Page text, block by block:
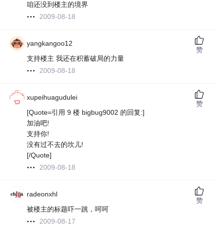
咱还没到楼主的境界
2009-08-18
yangkangoo12
支持楼主 我还在积蓄破局的力量
2009-08-18
赞
xupeihuagudulei
[Quote=引用 9 楼 bigbug9002 的回复:]
加油吧!
支持你!
没有过不去的坎儿!
[/Quote]
2009-08-18
赞
radeonxhl
被楼主的标题吓一跳，呵呵
2009-08-17
赞